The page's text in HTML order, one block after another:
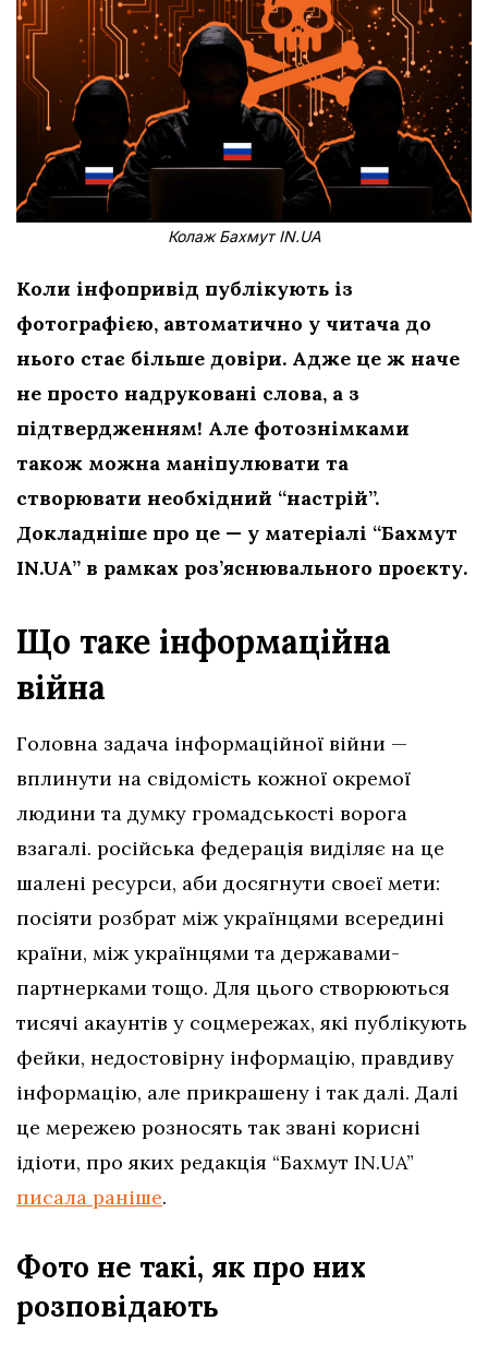
Колаж Бахмут IN.UA
Коли інфопривід публікують із
фотографією, автоматично у читача до
нього стає більше довіри. Адже це ж наче
не просто надруковані слова, а з
підтвердженням! Але фотознімками
також можна маніпулювати та
створювати необхідний “настрій”.
Докладніше про це — у матеріалі “Бахмут
IN.UA” в рамках роз’яснювального проєкту.
Що таке інформаційна
війна
Головна задача інформаційної війни —
вплинути на свідомість кожної окремої
людини та думку громадськості ворога
взагалі. російська федерація виділяє на це
шалені ресурси, аби досягнути своєї мети:
посіяти розбрат між українцями всередині
країни, між українцями та державами-
партнерками тощо. Для цього створюються
тисячі акаунтів у соцмережах, які публікують
фейки, недостовірну інформацію, правдиву
інформацію, але прикрашену і так далі. Далі
це мережею розносять так звані корисні
ідіоти, про яких редакція “Бахмут IN.UA”
писала раніше.
Фото не такі, як про них
розповідають